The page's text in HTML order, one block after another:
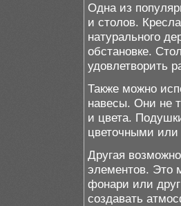
Одна из
и столов.
натурального
обстановке.
удовлетворить
Также можно
навесы. Они не
и цвета.
цветочными или
Другая
элементов. Это
фонари или
создавать